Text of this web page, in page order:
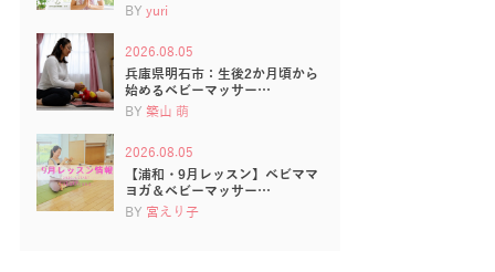
BY yuri
2026.08.05
兵庫県明石市：生後2か月頃から
始めるベビーマッサー…
BY 築山 萌
2026.08.05
【浦和・9月レッスン】ベビママ
ヨガ＆ベビーマッサー…
BY 宮えり子